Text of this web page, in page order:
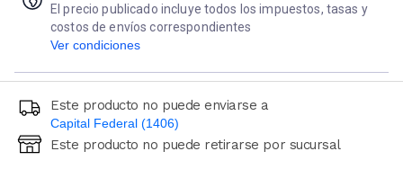
El precio publicado incluye todos los impuestos, tasas y
costos de envíos correspondientes
Ver condiciones
Este producto no puede enviarse a
Capital Federal (1406)
Ingresá código postal (sólo números)
Este producto no puede retirarse por sucursal